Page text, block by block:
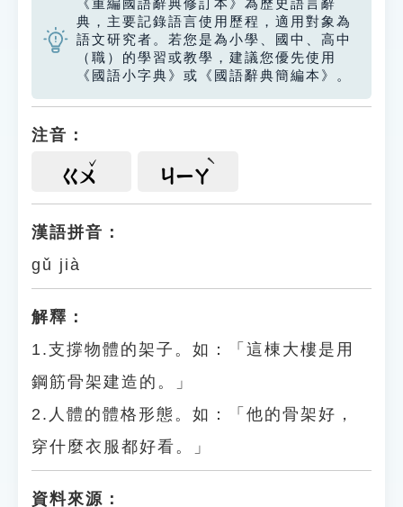
《重編國語辭典修訂本》為歷史語言辭
典，主要記錄語言使用歷程，適用對象為
語文研究者。若您是為小學、國中、高中
（職）的學習或教學，建議您優先使用
《國語小字典》或《國語辭典簡編本》。
注音：
ㄍㄨ ㄐㄧㄚ
漢語拼音：
gǔ jià
解釋：
1.支撐物體的架子。如：「這棟大樓是用
鋼筋骨架建造的。」
2.人體的體格形態。如：「他的骨架好，
穿什麼衣服都好看。」
資料來源：